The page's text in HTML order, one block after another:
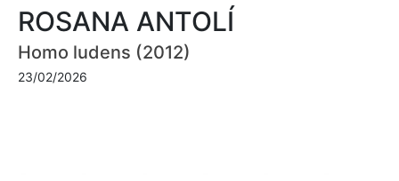
ROSANA ANTOLÍ
Homo ludens (2012)
23/02/2026